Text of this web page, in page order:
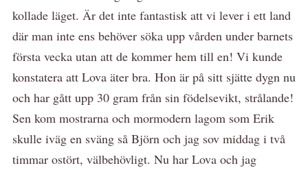
kollade läget. Är det inte fantastisk att vi lever i ett land
där man inte ens behöver söka upp vården under barnets
första vecka utan att de kommer hem till en! Vi kunde
konstatera att Lova äter bra. Hon är på sitt sjätte dygn nu
och har gått upp 30 gram från sin födelsevikt, strålande!
Sen kom mostrarna och mormodern lagom som Erik
skulle iväg en sväng så Björn och jag sov middag i två
timmar ostört, välbehövligt. Nu har Lova och jag